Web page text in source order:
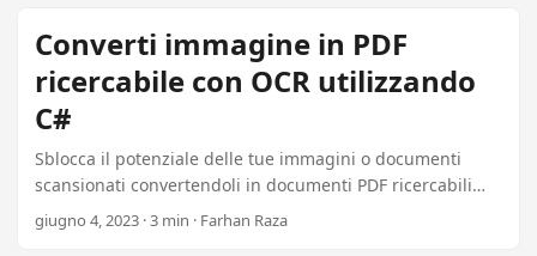
screenshot in testo con OCR in C# utilizzando questo
Plugin .NET affidabile e ad alta precisione.
Converti immagine in PDF
ricercabile con OCR utilizzando
C#
Sblocca il potenziale delle tue immagini o documenti
scansionati convertendoli in documenti PDF ricercabili
con OCR utilizzando C# per soli $99. Questa guida
dettaglia come convertire JPG, PNG, TIFF, BMP e altri
giugno 4, 2023 · 3 min · Farhan Raza